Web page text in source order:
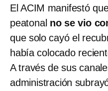
El ACIM manifestó
peatonal no se vio
que solo cayó el
había colocado
A través de sus
administración